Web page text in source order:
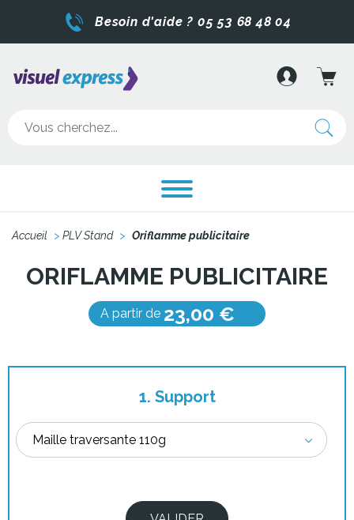
Besoin d'aide ? 05 53 68 48 04
Accueil > PLV Stand > Oriflamme publicitaire
ORIFLAMME PUBLICITAIRE
A partir de 23,00 €
1. Support